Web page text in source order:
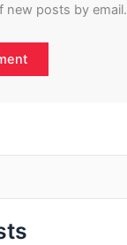
new posts by email.